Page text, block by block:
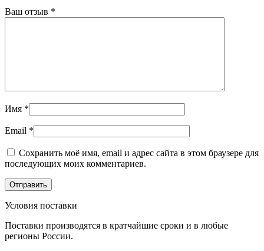
Ваш отзыв *
Имя *
Email *
Сохранить моё имя, email и адрес сайта в этом браузере для
последующих моих комментариев.
Условия поставки
Поставки производятся в кратчайшие сроки и в любые
регионы России.